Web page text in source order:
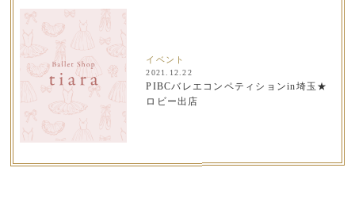
イベント
2021.12.22
PIBCバレエコンペティションin埼玉★
ロビー出店